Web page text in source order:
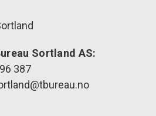
Sortland AS:
387